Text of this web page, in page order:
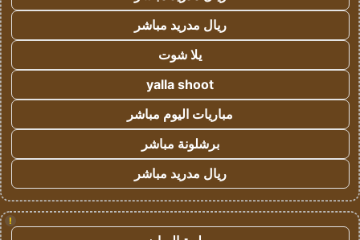
ريال مدريد مباشر
يلا شوت
yalla shoot
مباريات اليوم مباشر
برشلونة مباشر
ريال مدريد مباشر
!